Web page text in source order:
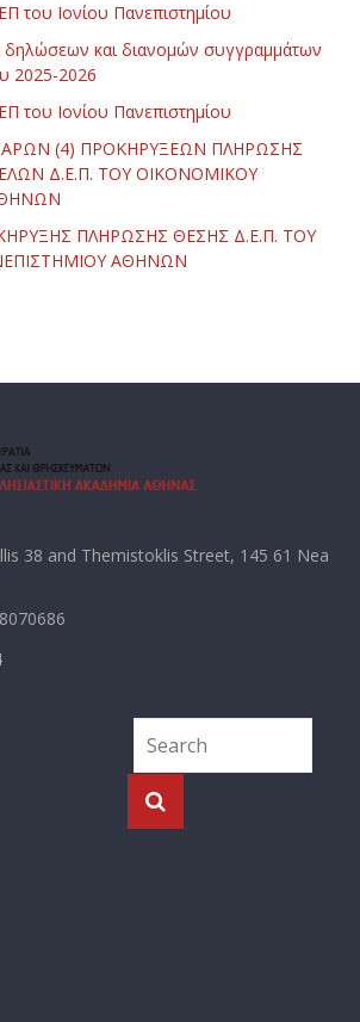
του Ιονίου Πανεπιστημίου
και διανομών συγγραμμάτων
2025-2026
του Ιονίου Πανεπιστημίου
(4) ΠΡΟΚΗΡΥΞΕΩΝ ΠΛΗΡΩΣΗΣ
Δ.Ε.Π. ΤΟΥ ΟΙΚΟΝΟΜΙΚΟΥ
ΠΛΗΡΩΣΗΣ ΘΕΣΗΣ Δ.Ε.Π. ΤΟΥ
ΑΘΗΝΩΝ
38 and Themistoklis Street, 145 61 Nea